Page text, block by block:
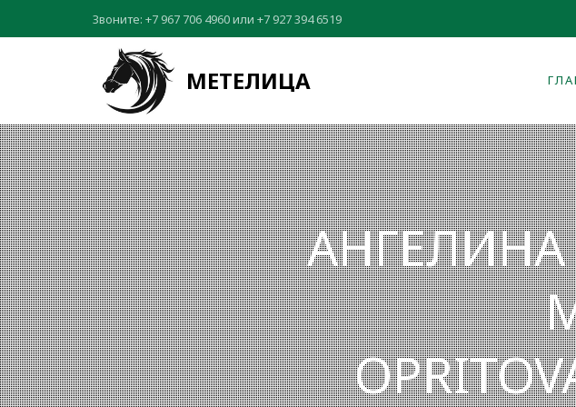
Звоните: +7 967 706 4960или +7 927 394 6519
МЕТЕЛИЦА